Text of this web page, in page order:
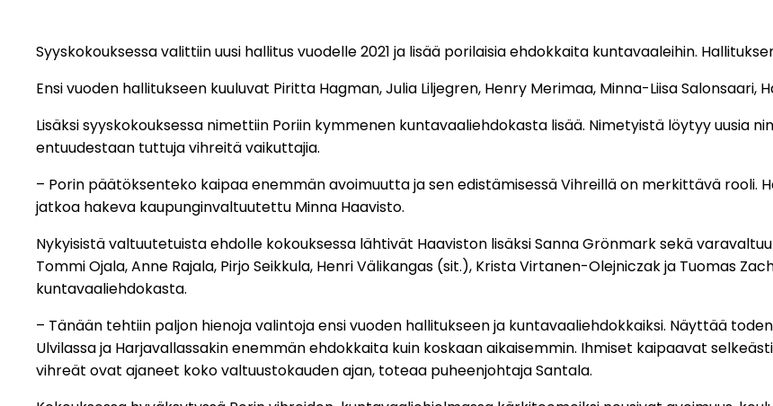
Syyskokouksessa valittiin uusi hallitus vuodelle 2021 ja lisää porilaisia ehdokkaita kuntavaaleihin.
Ensi vuoden hallitukseen kuuluvat Piritta Hagman, Julia Liljegren, Henry Merimaa, Minna-Liisa Salonsaari,
Lisäksi syyskokouksessa nimettiin Poriin kymmenen kuntavaaliehdokasta lisää. Nimetyistä löytyy uusia
entuudestaan tuttuja vihreitä vaikuttajia.
– Porin päätöksenteko kaipaa enemmän avoimuutta ja sen edistämisessä Vihreillä on merkittävä rooli.
jatkoa hakeva kaupunginvaltuutettu Minna Haavisto.
Nykyisistä valtuutetuista ehdolle kokouksessa lähtivät Haaviston lisäksi Sanna Grönmark sekä
Tommi Ojala, Anne Rajala, Pirjo Seikkula, Henri Välikangas (sit.), Krista Virtanen-Olejniczak ja Tuomas
kuntavaaliehdokasta.
– Tänään tehtiin paljon hienoja valintoja ensi vuoden hallitukseen ja kuntavaaliehdokkaiksi. Näyttää
Ulvilassa ja Harjavallassakin enemmän ehdokkaita kuin koskaan aikaisemmin. Ihmiset kaipaavat
vihreät ovat ajaneet koko valtuustokauden ajan, toteaa puheenjohtaja Santala.